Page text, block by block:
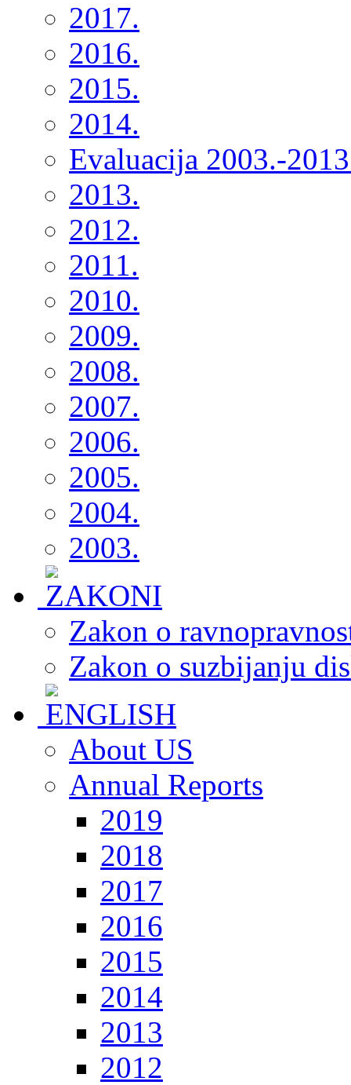
2017.
2016.
2015.
2014.
Evaluacija 2003.-
2013.
2012.
2011.
2010.
2009.
2008.
2007.
2006.
2005.
2004.
2003.
Zakon o
Zakon o suzbijanju
About US
Annual Reports
2019
2018
2017
2016
2015
2014
2013
2012